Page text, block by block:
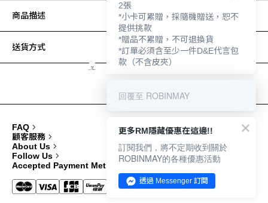
商品描述
送貨方式
FAQ
顧客服務
About Us
Follow Us
Accepted Payment Methods
2張
*小卡可累贈，採隨機贈送，恕不
提供挑款
*贈品不累贈，不可退換貨
*訂單必須含至少一件D&E代言包
款（不含皮夾）
回覆至 ROBINMAY
更多RM隱藏優惠在這邊!!
訂閱我們，將不定期收到關於
ROBINMAY的各種優惠活動
透過 Messenger 訂閱